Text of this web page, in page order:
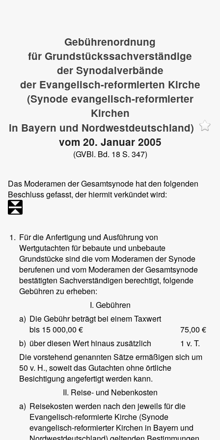
Gebührenordnung
für Grundstückssachverständige
der Synodalverbände
der Evangelisch-reformierten Kirche
(Synode evangelisch-reformierter
Kirchen
in Bayern und Nordwestdeutschland)
vom 20. Januar 2005
(GVBl. Bd. 18 S. 347)
Das Moderamen der Gesamtsynode hat den folgenden
Beschluss gefasst, der hiermit verkündet wird:
1. Für die Anfertigung und Ausführung von
Wertgutachten für bebaute und unbebaute
Grundstücke sind die vom Moderamen der Synode
berufenen und vom Moderamen der Gesamtsynode
bestätigten Sachverständigen berechtigt, folgende
Gebühren zu erheben:
I. Gebühren
a) Die Gebühr beträgt bei einem Taxwert
bis 15 000,00 €
75,00 €
b) über diesen Wert hinaus zusätzlich
1 v. T.
Die vorstehend genannten Sätze ermäßigen sich um
50 v. H., soweit das Gutachten ohne örtliche
Besichtigung angefertigt werden kann.
II. Reise- und Nebenkosten
a) Reisekosten werden nach den jeweils für die
Evangelisch-reformierte Kirche (Synode
evangelisch-reformierter Kirchen in Bayern und